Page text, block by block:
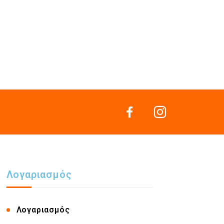
Λογαριασμός
Λογαριασμός